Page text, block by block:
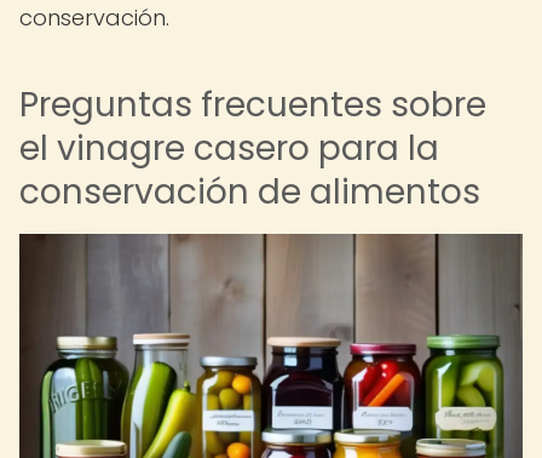
conservación.
Preguntas frecuentes sobre
el vinagre casero para la
conservación de alimentos